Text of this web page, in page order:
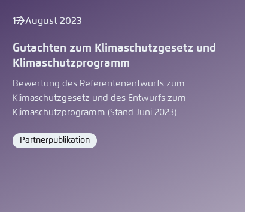
17. August 2023
Gutachten zum Klimaschutzgesetz und
Klimaschutzprogramm
Bewertung des Referentenentwurfs zum
Klimaschutzgesetz und des Entwurfs zum
Klimaschutzprogramm (Stand Juni 2023)
Format
Partnerpublikation